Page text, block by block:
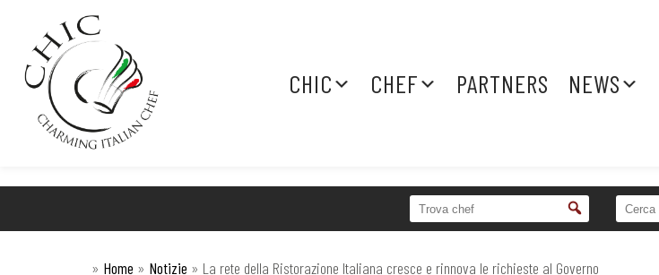
CHIC CHEF PARTNERS NEWS
» Home » Notizie » La rete della Ristorazione Italiana cresce e rinnova le richieste al Governo